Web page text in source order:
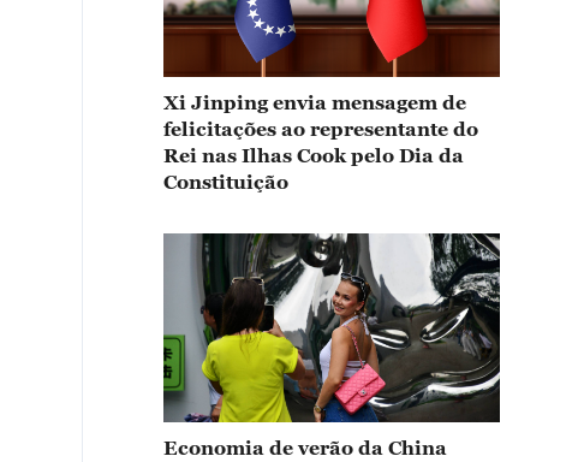
Xi Jinping envia mensagem de
felicitações ao representante do
Rei nas Ilhas Cook pelo Dia da
Constituição
Economia de verão da China